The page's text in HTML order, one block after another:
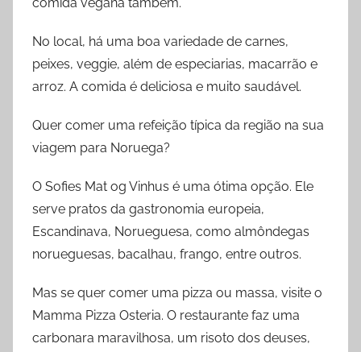
No local, há uma boa variedade de carnes,
peixes, veggie, além de especiarias, macarrão e
arroz. A comida é deliciosa e muito saudável.
Quer comer uma refeição típica da região na sua
viagem para Noruega?
O Sofies Mat og Vinhus é uma ótima opção. Ele
serve pratos da gastronomia europeia,
Escandinava, Norueguesa, como almôndegas
norueguesas, bacalhau, frango, entre outros.
Mas se quer comer uma pizza ou massa, visite o
Mamma Pizza Osteria. O restaurante faz uma
carbonara maravilhosa, um risoto dos deuses,